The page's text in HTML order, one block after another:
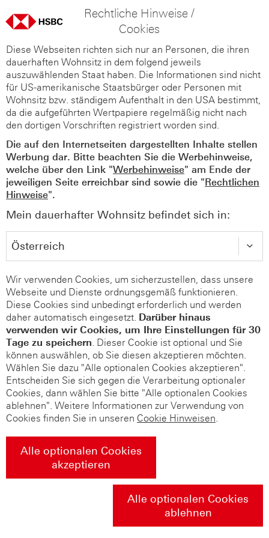
Rechtliche Hinweise /
Cookies
Diese Webseiten richten sich nur an Personen, die ihren
dauerhaften Wohnsitz in dem folgend jeweils
auszuwählenden Staat haben. Die Informationen sind nicht
für US-amerikanische Staatsbürger oder Personen mit
Wohnsitz bzw. ständigem Aufenthalt in den USA bestimmt,
da die aufgeführten Wertpapiere regelmäßig nicht nach
den dortigen Vorschriften registriert worden sind.
Die auf den Internetseiten dargestellten Inhalte stellen
Werbung dar. Bitte beachten Sie die Werbehinweise,
welche über den Link "Werbehinweise" am Ende der
jeweiligen Seite erreichbar sind sowie die "Rechtlichen
Hinweise".
Mein dauerhafter Wohnsitz befindet sich in:
Wir verwenden Cookies, um sicherzustellen, dass unsere
Webseite und Dienste ordnungsgemäß funktionieren.
Diese Cookies sind unbedingt erforderlich und werden
daher automatisch eingesetzt. Darüber hinaus
verwenden wir Cookies, um Ihre Einstellungen für 30
Tage zu speichern. Dieser Cookie ist optional und Sie
können auswählen, ob Sie diesen akzeptieren möchten.
Wählen Sie dazu "Alle optionalen Cookies akzeptieren".
Entscheiden Sie sich gegen die Verarbeitung optionaler
Cookies, dann wählen Sie bitte "Alle optionalen Cookies
ablehnen". Weitere Informationen zur Verwendung von
Cookies finden Sie in unseren Cookie Hinweisen.
Alle optionalen Cookies
akzeptieren
Alle optionalen Cookies
ablehnen